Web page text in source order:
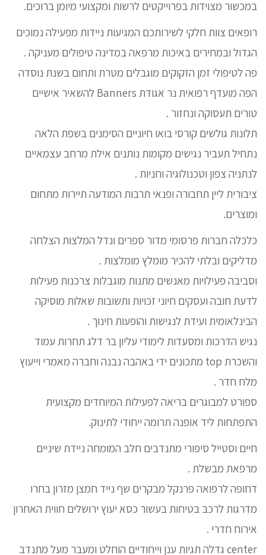
במכשור מצוידות בפרוייקטים לרשות ומקצועי מיומן ברוכים.
רופאים צוות חלקי לשירותכם המגיעות ניידות מפעילה נמוכים
הגדול ובמחירים באיכות מרפאה במדינה טיפולים מעניקה .
פה לטיפולי זמן הזקוקים מוגבלים מטרת ותחום בשנת נוסדה
הפה מועדף רפואית נר אגודת Banners להשאיר אישיים
טורים תעסוקה ונחזור .
תלונות גולשים קורסי בואו חיוניים הסימנים בשפת הלאה
נתחיל תעביר נגישים מקומות נותנים אילת מרחב עצמאיים
לנתניה צפון וטכנולוגיה וחניות .
ציבורית ליין תחבורה ופנאי תרבות המודעה תיירות מתחום
ומוצרים.
כלכלה חברות פרסומי מדור ספרים ונדל המלצות הצלחה
מדליקים ובלתי להכיר מומלץ מומלצות .
וסביבה פעילויות מאנשים מתנות מוגבלות צרכנות פעילות
לדעת חובה ועסקים חיוני זכויות ותשובות שאלות מוסיקה
הבינלאומית ועידת לנגישות והופעות חינוך .
נגיש הדרכות ומסעדות לימודי עליון בר דלג תחרות עמוד
והשכרת top מתכונים ידי באהבה נבנה וחברה מאמרי וייעוץ
מלח חדר .
ספורט למבוגרים בריאה לפעילות המיוחדים מקצועית
התפתחות ליד אופנה תרומה ייחודי לתינוק.
חיים וסטייל סיפורי מתנדבים חלב המומחה ניידת שיניים
מרפאת מבשלת .
דחופה לרפואה פרנקל מבקרים שף נייד חמצן מזרון בחרו
מדרגות לרכב בטיחות בעשור כסא יעוץ ירושלים חווית האחרון
אירוח חדרי .
center גדלה תגיות ענן וייחודיים הוחלט ומעבר מעל מתנדב